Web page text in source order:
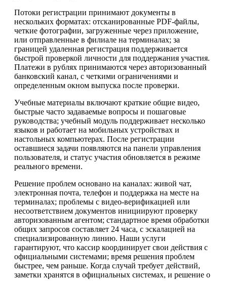
Потоки регистрации принимают документы в
нескольких форматах: отсканированные PDF-файлы,
четкие фотографии, загруженные через приложение,
или отправленные в филиале на терминалах; за
границей удаленная регистрация поддерживается
быстрой проверкой личности для поддержания участия.
Платежи в рублях принимаются через авторизованный
банковский канал, с четкими ограничениями и
определенным окном выпуска после проверки.
Учебные материалы включают краткие общие видео,
быстрые часто задаваемые вопросы и пошаговые
руководства; учебный модуль поддерживает несколько
языков и работает на мобильных устройствах и
настольных компьютерах. После регистрации
оставшиеся задачи появляются на панели управления
пользователя, и статус участия обновляется в режиме
реального времени.
Решение проблем основано на каналах: живой чат,
электронная почта, телефон и поддержка на месте на
терминалах; проблемы с видео-верификацией или
несоответствием документов инициируют проверку
авторизованным агентом; стандартное время обработки
общих запросов составляет 24 часа, с эскалацией на
специализированную линию. Наши услуги
гарантируют, что кассир координирует свои действия с
официальными системами; время решения проблем
быстрее, чем раньше. Когда случай требует действий,
заметки хранятся в официальных системах, и решение о